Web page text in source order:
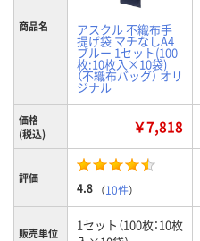
商品名 アスクル 不織布手
提げ袋 マチなしA4
ブルー 1セット(100
枚:10枚入×10袋)
（不織布バッグ） オリ
ジナル
価格
(税込)
￥7,818
評価
4.8 （10件）
販売単位
1セット（100枚：10枚